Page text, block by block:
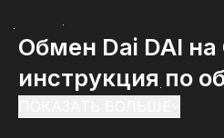
Обмен Dai DAI на
инструкция по